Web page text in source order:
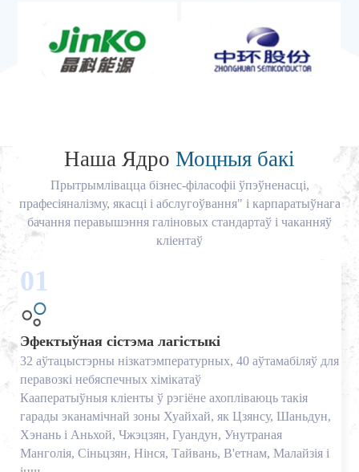
Наша Ядро Моцныя бакі
Прытрымлівацца бізнес-філасофіі ўпэўненасці,
прафесіяналізму, якасці і абслугоўвання" і карпаратыўнага
бачання перавышэння галіновых стандартаў і чаканняў
кліентаў
01
Эфектыўная сістэма лагістыкі
32 аўтацыстэрны нізкатэмпературных, 40 аўтамабіляў для
перавозкі небяспечных хімікатаў
Кааператыўныя кліенты ў рэгіёне ахопліваюць такія
гарады эканамічнай зоны Хуайхай, як Цзянсу, Шаньдун,
Хэнань і Аньхой, Чжэцзян, Гуандун, Унутраная
Манголія, Сіньцзян, Нінся, Тайвань, В'етнам, Малайзія і